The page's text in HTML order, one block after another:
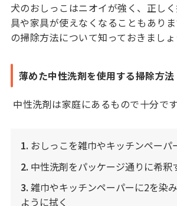
犬のおしっこはニオイが強く、正し
具や家具が使えなくなることもあり
の掃除方法について知っておきましょ
薄めた中性洗剤を使用する掃除方法
中性洗剤は家庭にあるもので十分です
1. おしっこを雑巾やキッチンペーパ
2. 中性洗剤をパッケージ通りに希釈
3. 雑巾やキッチンペーパーに2を染
ように拭く